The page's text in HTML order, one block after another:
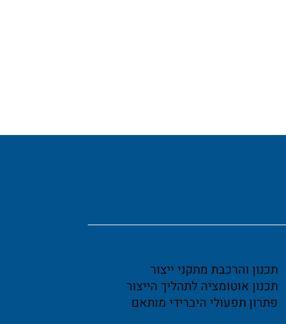
תכנון והרכבת מתקני ייצור
תכנון אוטומציה לתהליך הייצור
פתרון תפעולי היברידי מותאם